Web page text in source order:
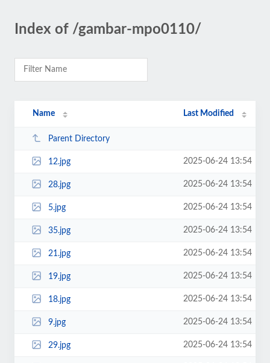
Index of /gambar-mpo0110/
Name Last Modified
Parent Directory
12.jpg 2025-06-24 13:54
28.jpg 2025-06-24 13:54
5.jpg 2025-06-24 13:54
35.jpg 2025-06-24 13:54
21.jpg 2025-06-24 13:54
19.jpg 2025-06-24 13:54
18.jpg 2025-06-24 13:54
9.jpg 2025-06-24 13:54
29.jpg 2025-06-24 13:54